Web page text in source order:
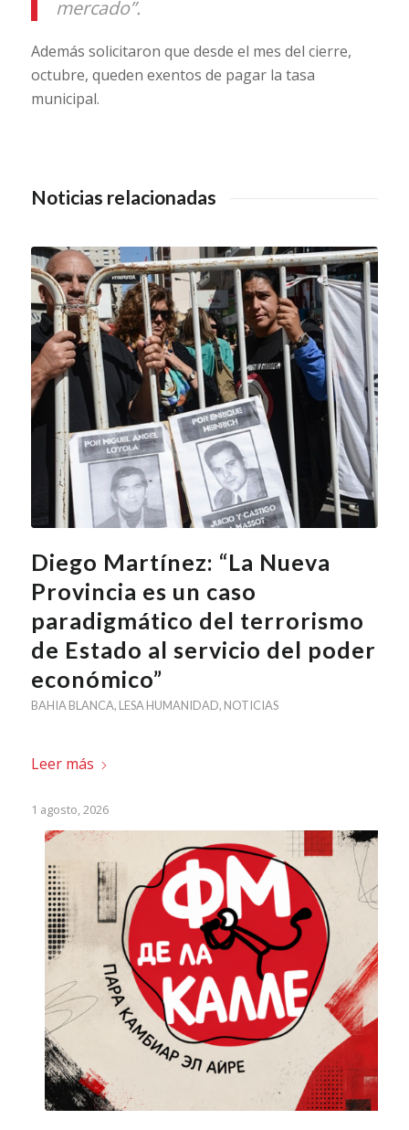
mercado”.
Además solicitaron que desde el mes del cierre,
octubre, queden exentos de pagar la tasa
municipal.
Noticias relacionadas
Diego Martínez: “La Nueva
Provincia es un caso
paradigmático del terrorismo
de Estado al servicio del poder
económico”
BAHIA BLANCA, LESA HUMANIDAD, NOTICIAS
Leer más
1 agosto, 2026